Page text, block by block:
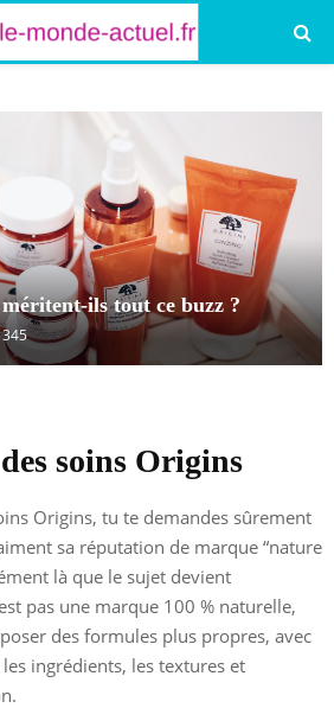
ils tout ce buzz ?
soins Origins
Origins, tu te demandes sûrement
sa réputation de marque “nature
là que le sujet devient
pas une marque 100 % naturelle,
des formules plus propres, avec
ingrédients, les textures et